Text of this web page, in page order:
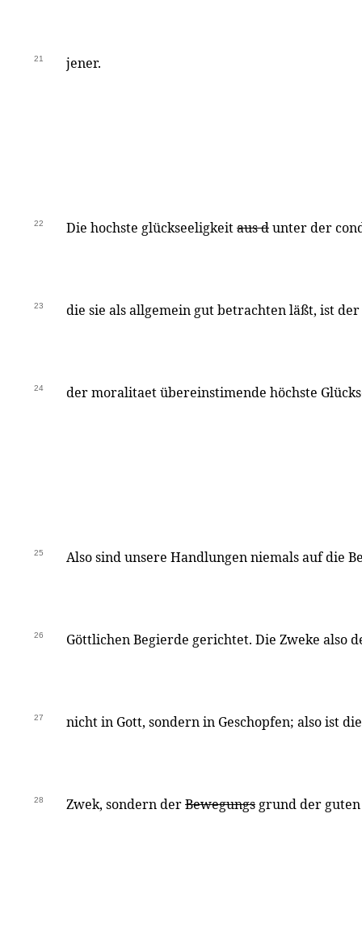
21 jener.
22 Die hochste glückseeligkeitaus dunter der
23 die sie als allgemein gut betrachten läßt, ist
24 der moralitaet übereinstimende höchste
25 Also sind unsere Handlungen niemals auf die
26 Göttlichen Begierde gerichtet. Die Zweke also
27 nicht in Gott, sondern in Geschopfen; also ist
28 Zwek, sondern derBewegungs grund der